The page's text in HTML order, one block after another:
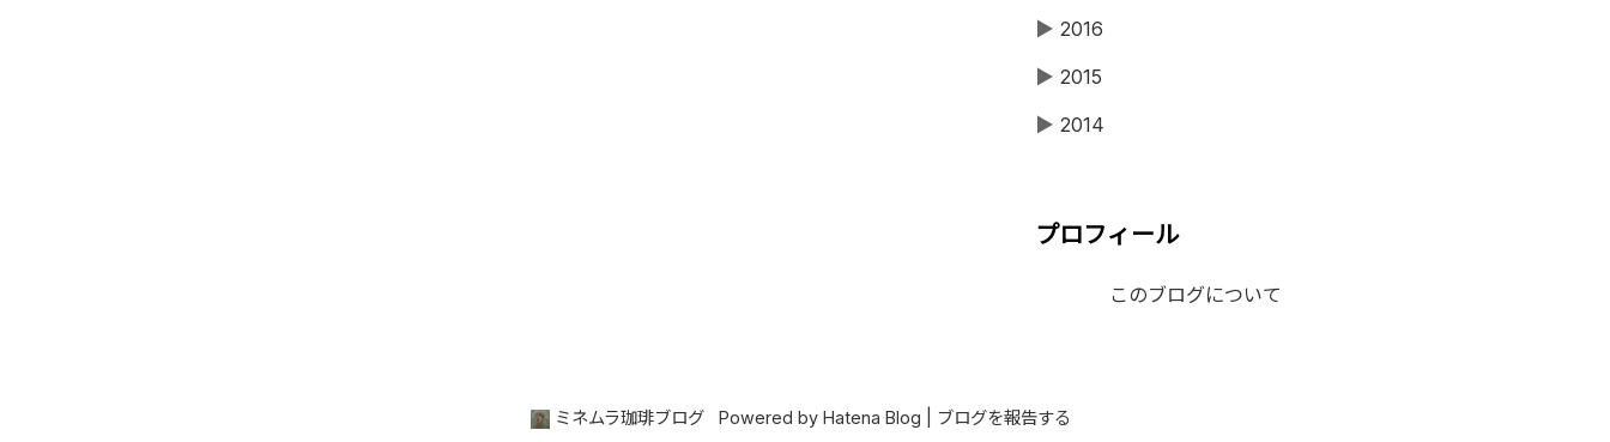
▶ 2016
▶ 2015
▶ 2014
プロフィール
このブログについて
ミネムラ珈琲ブログ Powered by Hatena Blog ブログを報告する